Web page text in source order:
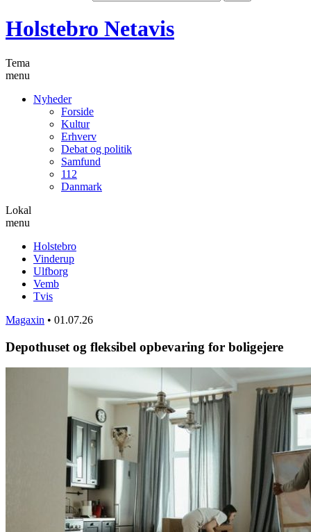
Holstebro Netavis
Tema
menu
Nyheder
Forside
Kultur
Erhverv
Debat og politik
Samfund
112
Danmark
Lokal
menu
Holstebro
Vinderup
Ulfborg
Vemb
Tvis
Magaxin • 01.07.26
Depothuset og fleksibel opbevaring for boligejere